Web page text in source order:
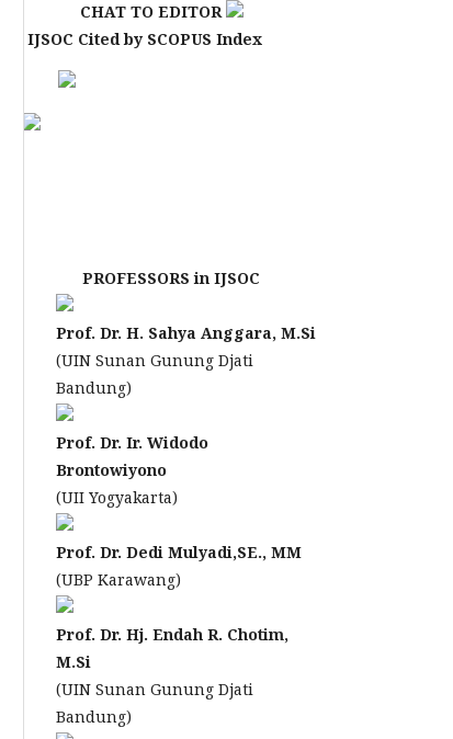
CHAT TO EDITOR
IJSOC Cited by SCOPUS Index
PROFESSORS in IJSOC
Prof. Dr. H. Sahya Anggara, M.Si
(UIN Sunan Gunung Djati
Bandung)
Prof. Dr. Ir. Widodo
Brontowiyono
(UII Yogyakarta)
Prof. Dr. Dedi Mulyadi,SE., MM
(UBP Karawang)
Prof. Dr. Hj. Endah R. Chotim,
M.Si
(UIN Sunan Gunung Djati
Bandung)